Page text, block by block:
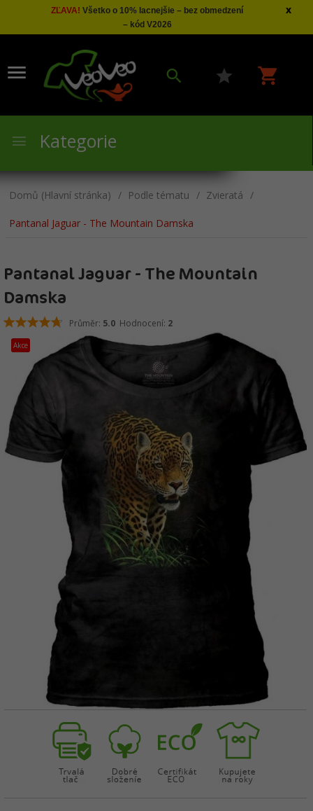
ZĽAVA! Všetko o 10% lacnejšie – bez obmedzení
– kód V2026
x
Kategorie
Domů (Hlavní stránka) Podle tématu Zvieratá
Pantanal Jaguar - The Mountain Damska
Pantanal Jaguar - The Mountain
Damska
Průměr: 5.0 Hodnocení: 2
Akce